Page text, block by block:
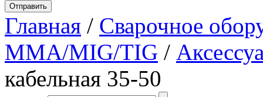
Главная / Сварочное
MMA/MIG/TIG /
кабельная 35-50